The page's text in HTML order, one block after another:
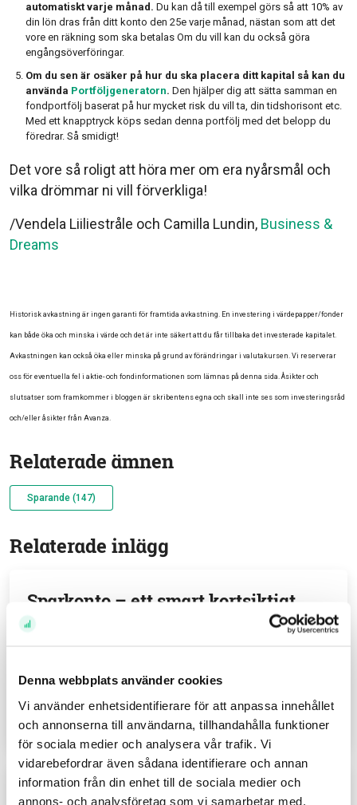
Denna webbplats använder cookies
Vi använder enhetsidentifierare för att anpassa innehållet
och annonserna till användarna, tillhandahålla funktioner
för sociala medier och analysera vår trafik. Vi
vidarebefordrar även sådana identifierare och annan
information från din enhet till de sociala medier och
annons- och analysföretag som vi samarbetar med.
automatiskt varje månad. Du kan då till exempel görs så att 10% av
din lön dras från ditt konto den 25e varje månad, nästan som att det
vore en räkning som ska betalas Om du vill kan du också göra
engångsöverföringar.
Om du sen är osäker på hur du ska placera ditt kapital så kan du
använda Portföljgeneratorn. Den hjälper dig att sätta samman en
fondportfölj baserat på hur mycket risk du vill ta, din tidshorisont etc.
Med ett knapptryck köps sedan denna portfölj med det belopp du
föredrar. Så smidigt!
Det vore så roligt att höra mer om era nyårsmål och
vilka drömmar ni vill förverkliga!
/Vendela Liiliestråle och Camilla Lundin, Business &
Dreams
Historisk avkastning är ingen garanti för framtida avkastning. En investering i värdepapper/fonder
kan både öka och minska i värde och det är inte säkert att du får tillbaka det investerade kapitalet.
Avkastningen kan också öka eller minska på grund av förändringar i valutakursen. Vi reserverar
oss för eventuella fel i aktie- och fondinformationen som lämnas på denna sida. Åsikter och
slutsatser som framkommer i bloggen är skribentens egna och skall inte ses som investeringsråd
och/eller åsikter från Avanza.
Relaterade ämnen
Sparande (147)
Relaterade inlägg
13 jul 26
Sparkonto – ett smart kortsiktigt
sparande
Läs hela inlägget
Hur använder andra